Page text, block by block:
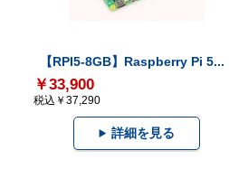
【RPI5-8GB】Raspberry Pi 5...
￥33,900
税込￥37,290
詳細を見る